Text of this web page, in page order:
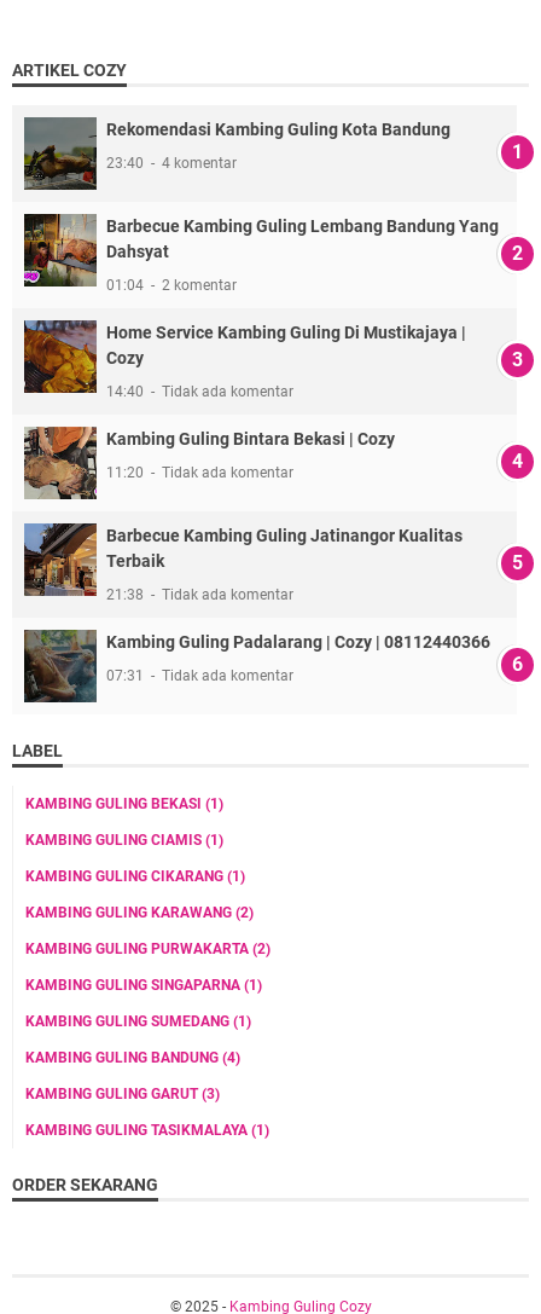
ARTIKEL COZY
Rekomendasi Kambing Guling Kota Bandung
23:40 4 komentar
Barbecue Kambing Guling Lembang Bandung Yang
Dahsyat
01:04 2 komentar
Home Service Kambing Guling Di Mustikajaya |
Cozy
14:40 Tidak ada komentar
Kambing Guling Bintara Bekasi | Cozy
11:20 Tidak ada komentar
Barbecue Kambing Guling Jatinangor Kualitas
Terbaik
21:38 Tidak ada komentar
Kambing Guling Padalarang | Cozy | 08112440366
07:31 Tidak ada komentar
LABEL
KAMBING GULING BEKASI (1)
KAMBING GULING CIAMIS (1)
KAMBING GULING CIKARANG (1)
KAMBING GULING KARAWANG (2)
KAMBING GULING PURWAKARTA (2)
KAMBING GULING SINGAPARNA (1)
KAMBING GULING SUMEDANG (1)
KAMBING GULING BANDUNG (4)
KAMBING GULING GARUT(3)
KAMBING GULING TASIKMALAYA (1)
ORDER SEKARANG
© 2025 - Kambing Guling Cozy